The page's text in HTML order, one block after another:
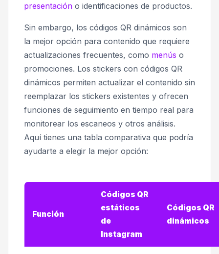
presentación o identificaciones de productos.
Sin embargo, los códigos QR dinámicos son
la mejor opción para contenido que requiere
actualizaciones frecuentes, como menús o
promociones. Los stickers con códigos QR
dinámicos permiten actualizar el contenido sin
reemplazar los stickers existentes y ofrecen
funciones de seguimiento en tiempo real para
monitorear los escaneos y otros análisis.
Aquí tienes una tabla comparativa que podría
ayudarte a elegir la mejor opción:
Función
Códigos QR
estáticos
de
Instagram
Códigos QR
dinámicos